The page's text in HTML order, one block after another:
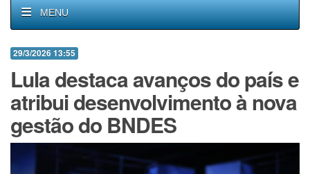
MENU
29/3/2026 13:55
Lula destaca avanços do país e
atribui desenvolvimento à nova
gestão do BNDES